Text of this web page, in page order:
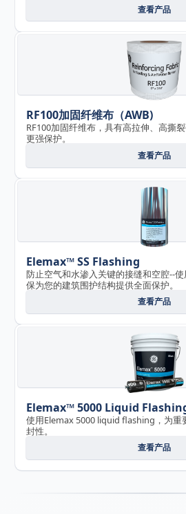
查看产品
RF100加固纤维布（AWB)
RF100加固纤维布，具有高拉伸、高撕
更强保护。
查看产品
Elemax™ SS Flashing
防止空气和水渗入关键的接缝和空腔--使
保为您的建筑围护结构提供全面保护。
查看产品
Elemax™ 5000 Liquid
使用Elemax 5000 liquid flashing，为重
封性。
查看产品